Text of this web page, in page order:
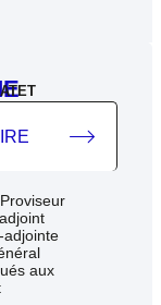
adjointe
aux